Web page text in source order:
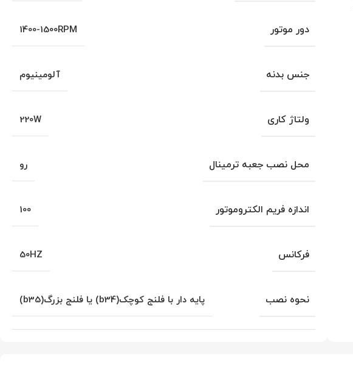
دور موتور 1400-1500RPM
جنس بدنه آلومینیوم
ولتاژ کاری 220W
محل نصب جعبه ترمینال رو
اندازه فریم الکتروموتور 100
فرکانس 50HZ
نحوه نصب پایه دار با فلنج کوچک(b34) یا فلنج بزرگ(b35)